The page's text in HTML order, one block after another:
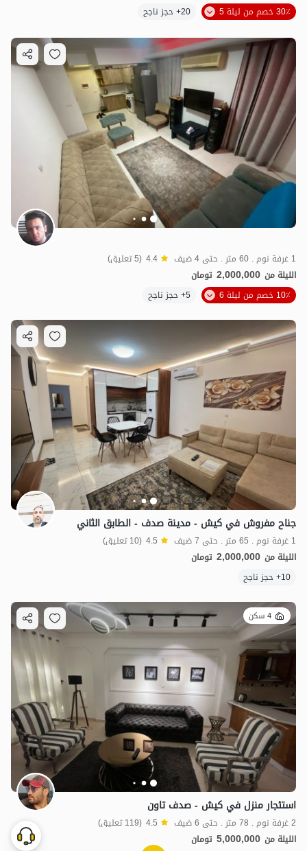
30٪ خصم من ليلة 5
20+ حجز ناجح
1 غرفة نوم . 60 متر . حتى 4 ضيف 4.4 (5 تعليق)
الليلة من 2,000,000 تومان
10٪ خصم من ليلة 6
5+ حجز ناجح
جناح مفروش في كيش - مدينة صدف - الطابق الثاني
1 غرفة نوم . 65 متر . حتى 7 ضيف 4.5 (10 تعليق)
الليلة من 2,000,000 تومان
10+ حجز ناجح
4 سكن
استئجار منزل في کیش - صدف تاون
2 غرفة نوم . 78 متر . حتى 6 ضيف 4.5 (119 تعليق)
الليلة من 5,000,000 تومان